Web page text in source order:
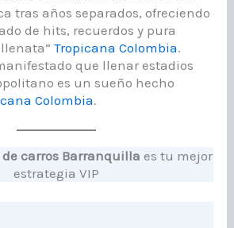
tras años separados, ofreciendo
de hits, recuerdos y pura
Tropicana Colombia.
que llenar estadios
es un sueño hecho
Colombia.
carros Barranquilla es tu mejor
estrategia VIP